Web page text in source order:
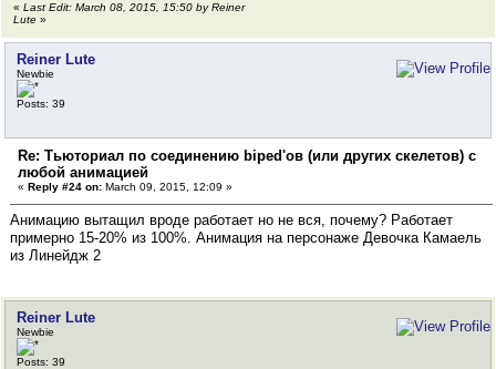
« Last Edit: March 08, 2015, 15:50 by Reiner
Lute »
Reiner Lute
Newbie
Posts: 39
Re: Тьюториал по соединению biped'ов (или других скелетов) с
любой анимацией
« Reply #24 on: March 09, 2015, 12:09 »
Анимацию вытащил вроде работает но не вся, почему? Работает
примерно 15-20% из 100%. Анимация на персонаже Девочка Камаель
из Линейдж 2
Reiner Lute
Newbie
Posts: 39